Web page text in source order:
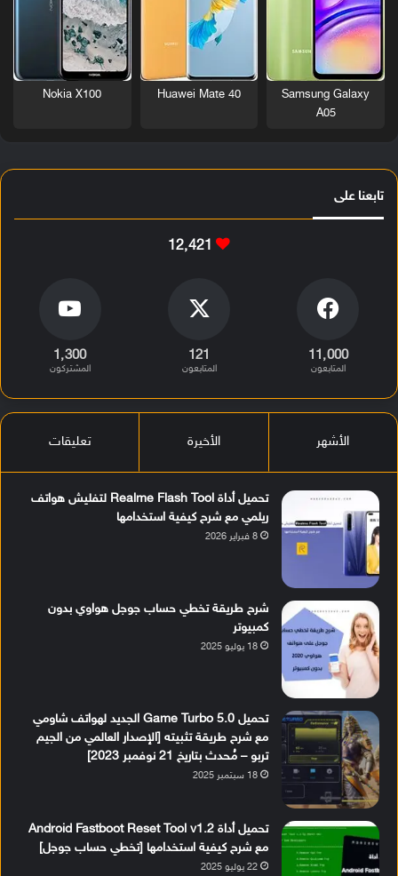
Samsung Galaxy
A05
Huawei Mate 40
Nokia X100
تابعنا على
12٬421
11٬000
المتابعون
121
المتابعون
1٬300
المشتركون
الأشهر الأخيرة تعليقات
تحميل أداة Realme Flash Tool لتفليش هواتف
ريلمي مع شرح كيفية استخدامها
8 فبراير 2026
شرح طريقة تخطي حساب جوجل هواوي بدون
كمبيوتر
18 يوليو 2025
تحميل Game Turbo 5.0 الجديد لهواتف شاومي
مع شرح طريقة تثبيته [الإصدار العالمي من الجيم
تربو – مُحدث بتاريخ 21 نوفمبر 2023]
18 سبتمبر 2025
تحميل أداة Android Fastboot Reset Tool v1.2
مع شرح كيفية استخدامها [تخطي حساب جوجل]
22 يوليو 2025